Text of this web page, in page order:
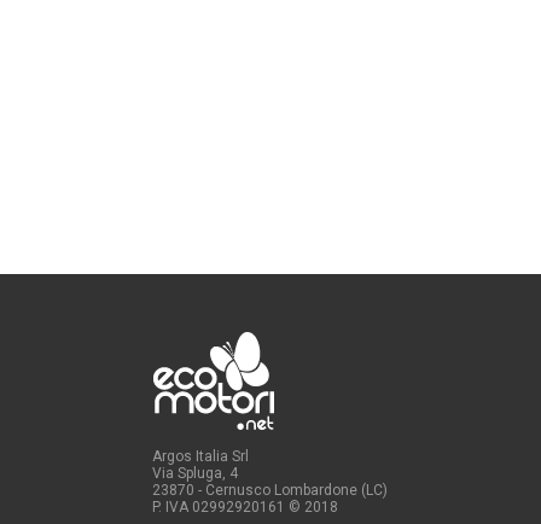
Argos Italia Srl
Via Spluga, 4
23870 - Cernusco Lombardone (LC)
P. IVA 02992920161 © 2018